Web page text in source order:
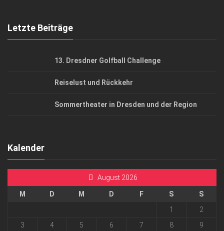
Letzte Beiträge
13. Dresdner Golfball Challenge
Reiselust und Rückkehr
Sommertheater in Dresden und der Region
Kalender
August 2026
M D M D F S
S
1
2
3
4 5 6 7 8
9